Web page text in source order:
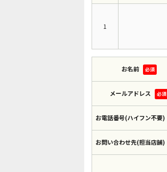
1
お名前 必須
メールアドレス 必須
お電話番号(ハイフン不要)
お問い合わせ先(担当店舗)